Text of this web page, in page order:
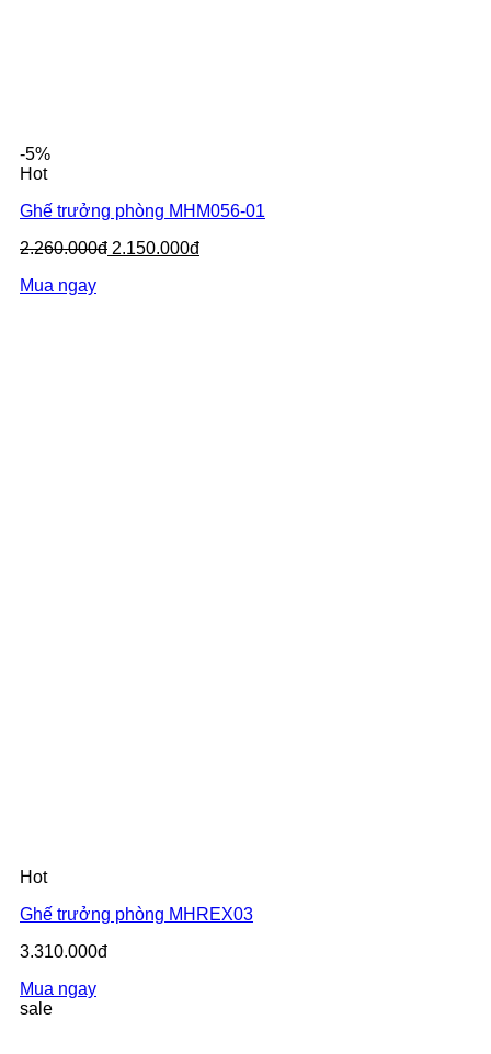
-5%
Hot
Ghế trưởng phòng MHM056-01
2.260.000đ 2.150.000đ
Mua ngay
Hot
Ghế trưởng phòng MHREX03
3.310.000đ
Mua ngay
sale